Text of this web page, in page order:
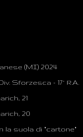
(MI) 2024
Sforzesca - 17° R.A.
21
20
la suola di "cartone"